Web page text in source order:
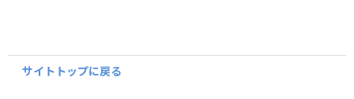
サイトトップに戻る